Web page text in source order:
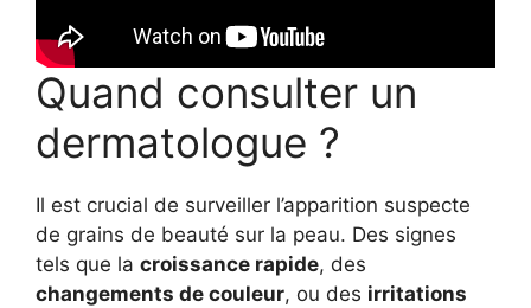
Quand consulter un
dermatologue ?
Il est crucial de surveiller l’apparition suspecte
de grains de beauté sur la peau. Des signes
tels que la croissance rapide, des
changements de couleur, ou des irritations